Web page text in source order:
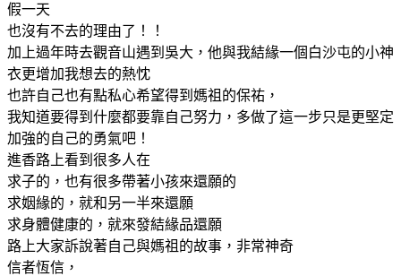
假一天
也沒有不去的理由了！！
加上過年時去觀音山遇到吳大，他與我結緣一個白沙屯的小神
衣更增加我想去的熱忱
也許自己也有點私心希望得到媽祖的保祐，
我知道要得到什麼都要靠自己努力，多做了這一步只是更堅定
加強的自己的勇氣吧！
進香路上看到很多人在
求子的，也有很多帶著小孩來還願的
求姻緣的，就和另一半來還願
求身體健康的，就來發結緣品還願
路上大家訴說著自己與媽祖的故事，非常神奇
信者恆信，